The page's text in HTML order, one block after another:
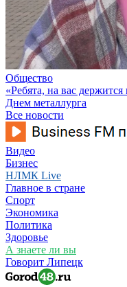
Общество
«Ребята, на вас
Днем металлурга
Все новости
Видео
Бизнес
НЛМК Live
Главное в стране
Спорт
Экономика
Политика
Здоровье
А знаете ли вы
Говорит Липецк